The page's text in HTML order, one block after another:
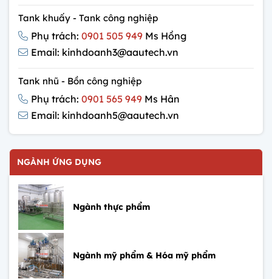
Tank khuấy - Tank công nghiệp
Phụ trách: 0901 505 949 Ms Hồng
Email: kinhdoanh3@aautech.vn
Tank nhũ - Bồn công nghiệp
Phụ trách: 0901 565 949 Ms Hân
Email: kinhdoanh5@aautech.vn
NGÀNH ỨNG DỤNG
Ngành thực phẩm
Ngành mỹ phẩm & Hóa mỹ phẩm